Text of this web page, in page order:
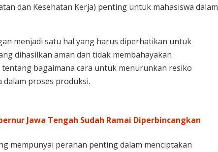
dan Kesehatan Kerja) penting untuk mahasiswa dalam
menjadi satu hal yang harus diperhatikan untuk
dihasilkan aman dan tidak membahayakan
bagaimana cara untuk menurunkan resiko
dalam proses produksi.
Jawa Tengah Sudah Ramai Diperbincangkan
mempunyai peranan penting dalam menciptakan